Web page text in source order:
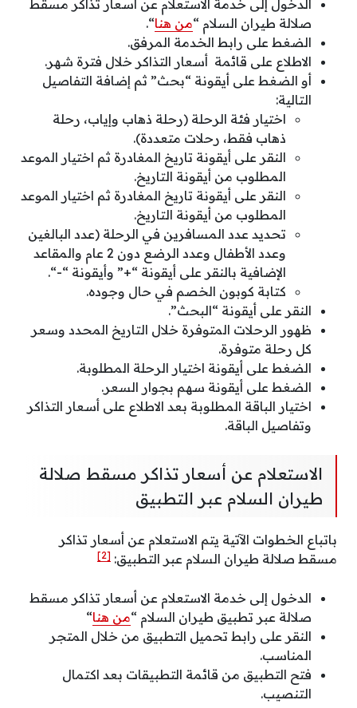
الدخول إلى خدمة الاستعلام عن أسعار تذاكر مسقط
صلالة طيران السلام “من هنا“.
الضغط على رابط الخدمة المرفق.
الاطلاع على قائمة أسعار التذاكر خلال فترة شهر.
أو الضغط على أيقونة “بحث” ثم إضافة التفاصيل
التالية:
اختيار فئة الرحلة (رحلة ذهاب وإياب، رحلة
ذهاب فقط، رحلات متعددة).
النقر على أيقونة تاريخ المغادرة ثم اختيار الموعد
المطلوب من أيقونة التاريخ.
النقر على أيقونة تاريخ المغادرة ثم اختيار الموعد
المطلوب من أيقونة التاريخ.
تحديد عدد المسافرين في الرحلة (عدد البالغين
وعدد الأطفال وعدد الرضع دون 2 عام والمقاعد
الإضافية بالنقر على أيقونة “+” وأيقونة “-“.
كتابة كوبون الخصم في حال وجوده.
النقر على أيقونة “البحث”.
ظهور الرحلات المتوفرة خلال التاريخ المحدد وسعر
كل رحلة متوفرة.
الضغط على أيقونة اختيار الرحلة المطلوبة.
الضغط على أيقونة سهم بجوار السعر.
اختيار الباقة المطلوبة بعد الاطلاع على أسعار التذاكر
وتفاصيل الباقة.
الاستعلام عن أسعار تذاكر مسقط صلالة
طيران السلام عبر التطبيق
باتباع الخطوات الآتية يتم الاستعلام عن أسعار تذاكر
مسقط صلالة طيران السلام عبر التطبيق: [2]
الدخول إلى خدمة الاستعلام عن أسعار تذاكر مسقط
صلالة عبر تطبيق طيران السلام “من هنا“
النقر على رابط تحميل التطبيق من خلال المتجر
المناسب.
فتح التطبيق من قائمة التطبيقات بعد اكتمال
التنصيب.